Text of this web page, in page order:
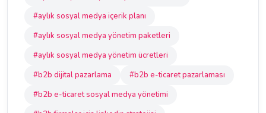
#aylık sosyal medya içerik planı
#aylık sosyal medya yönetim paketleri
#aylık sosyal medya yönetim ücretleri
#b2b dijital pazarlama
#b2b e-ticaret pazarlaması
#b2b e-ticaret sosyal medya yönetimi